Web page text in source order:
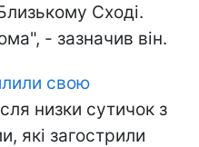
Сході.
- зазначив він.
свою
низки сутичок з
які загострили